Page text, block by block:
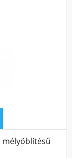
mélyöblítésű